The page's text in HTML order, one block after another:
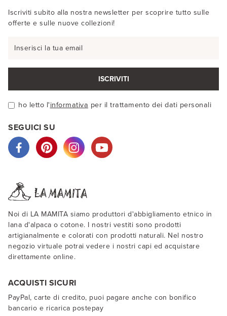
Iscriviti subito alla nostra newsletter per scoprire tutto sulle
offerte e sulle nuove collezioni!
ISCRIVITI
ho letto l'informativa per il trattamento dei dati personali
SEGUICI SU
Noi di LA MAMITA siamo produttori d'abbigliamento etnico in
lana d'alpaca o cotone. I nostri vestiti sono prodotti
artigianalmente e colorati con prodotti naturali. Nel nostro
negozio virtuale potrai vedere i nostri capi ed acquistare
direttamente online.
ACQUISTI SICURI
PayPal, carte di credito, puoi pagare anche con bonifico
bancario e ricarica postepay